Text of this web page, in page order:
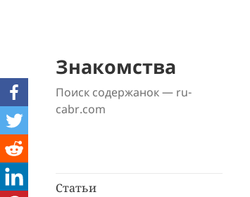
Знакомства
Поиск содержанок — ru-
cabr.com
Статьи